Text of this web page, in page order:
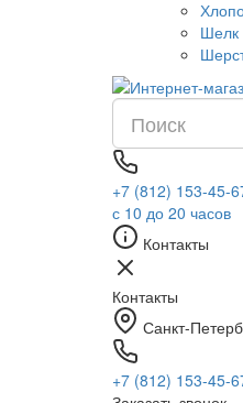
Шелк
+7 (812) 153-45-
с 10 до 20 часов
Контакты
Контакты
Санкт-
+7 (812) 153-45-